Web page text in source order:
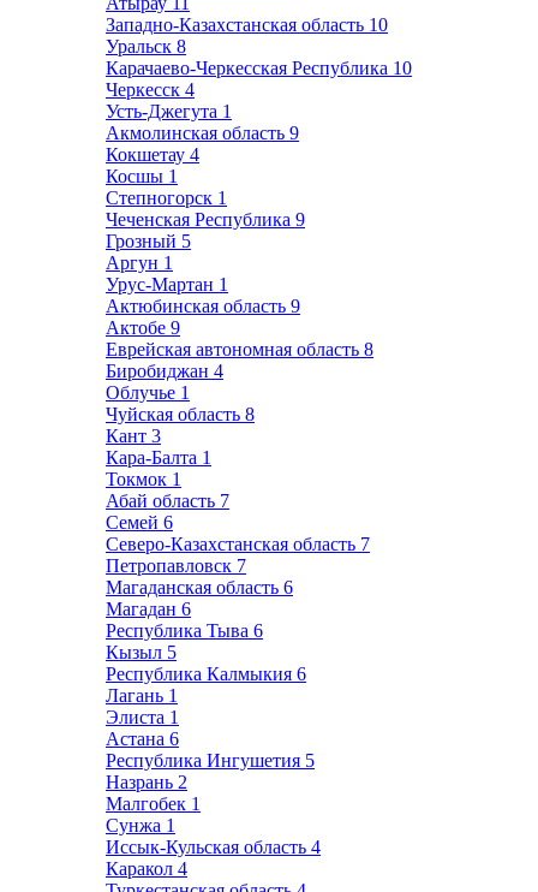
Западно-Казахстанская область 10
Уральск 8
Карачаево-Черкесская Республика 10
Черкесск 4
Усть-Джегута 1
Акмолинская область 9
Кокшетау 4
Косшы 1
Степногорск 1
Чеченская Республика 9
Грозный 5
Аргун 1
Урус-Мартан 1
Актюбинская область 9
Актобе 9
Еврейская автономная область 8
Биробиджан 4
Облучье 1
Чуйская область 8
Кант 3
Кара-Балта 1
Токмок 1
Абай область 7
Семей 6
Северо-Казахстанская область 7
Петропавловск 7
Магаданская область 6
Магадан 6
Республика Тыва 6
Кызыл 5
Республика Калмыкия 6
Лагань 1
Элиста 1
Астана 6
Республика Ингушетия 5
Назрань 2
Малгобек 1
Сунжа 1
Иссык-Кульская область 4
Каракол 4